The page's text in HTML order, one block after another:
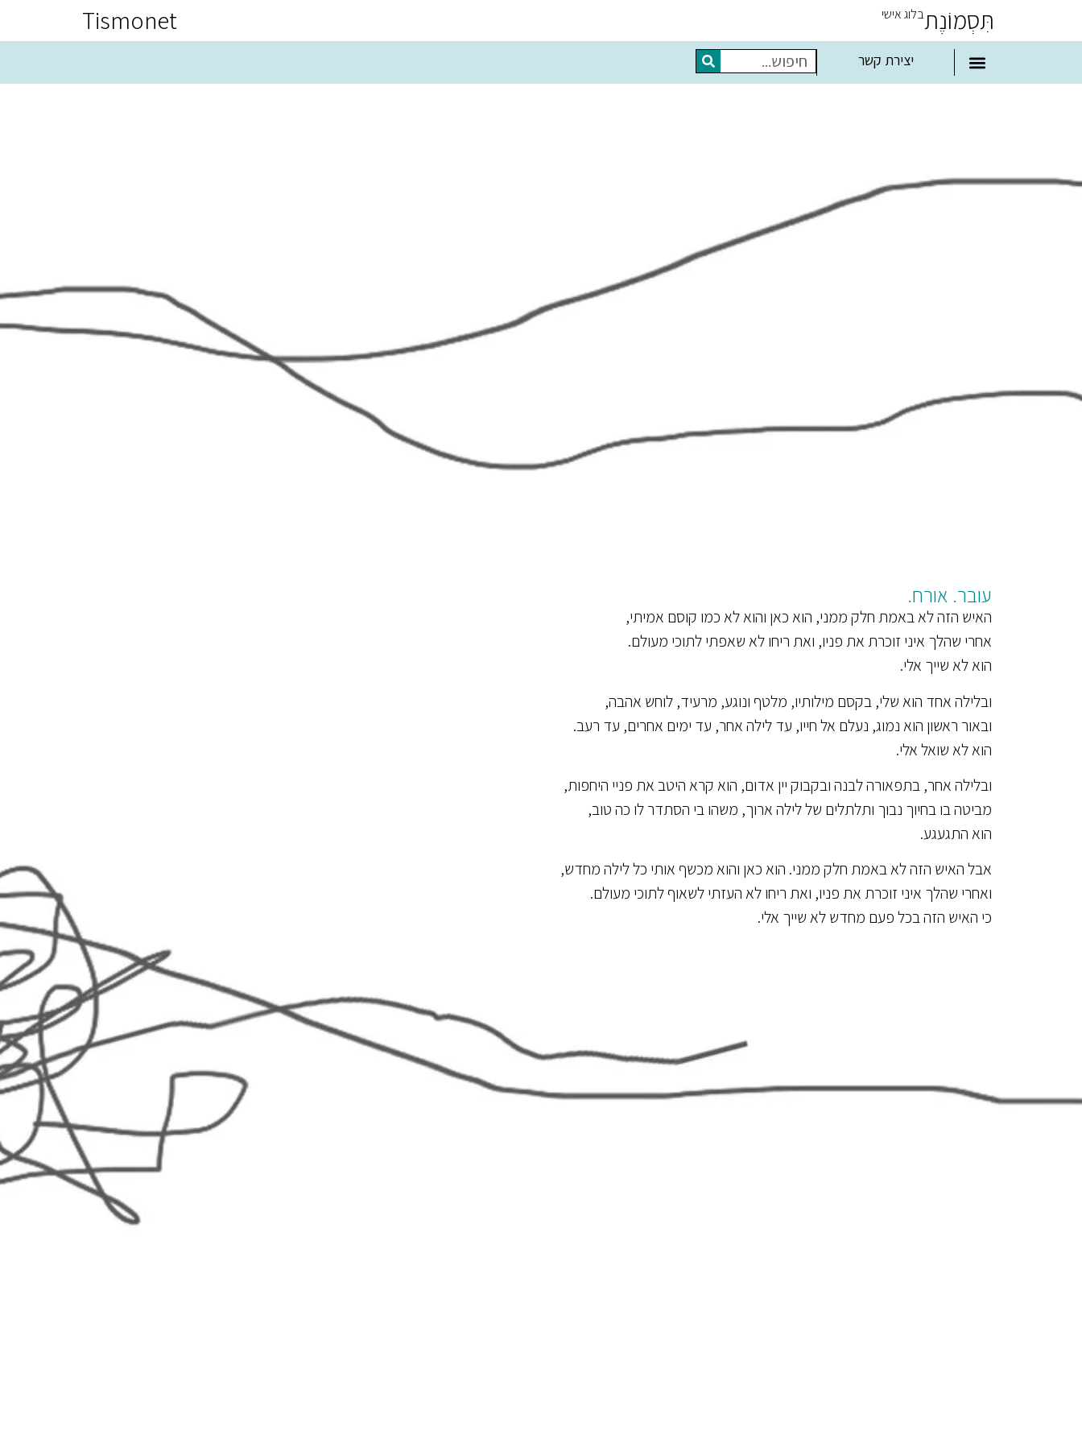
Tismonet תִּסְמוֹנֶתבלוג אישי
יצירת קשר
עובר. אורח.
האיש הזה לא באמת חלק ממני, הוא כאן והוא לא כמו קוסם אמיתי,
אחרי שהלך איני זוכרת את פניו, ואת ריחו לא שאפתי לתוכי מעולם.
הוא לא שייך אלי.
ובלילה אחד הוא שלי, בקסם מילותיו, מלטף ונוגע, מרעיד, לוחש אהבה,
ובאור ראשון הוא נמוג, נעלם אל חייו, עד לילה אחר, עד ימים אחרים, עד רעב.
הוא לא שואל אלי.
ובלילה אחר, בתפאורה לבנה ובקבוק יין אדום, הוא קרא היטב את פניי היחפות,
מביטה בו בחיוך נבוך ותלתלים של לילה ארוך, משהו בי הסתדר לו כה טוב,
הוא התגעגע.
אבל האיש הזה לא באמת חלק ממני. הוא כאן והוא מכשף אותי כל לילה מחדש,
ואחרי שהלך איני זוכרת את פניו, ואת ריחו לא העזתי לשאוף לתוכי מעולם.
כי האיש הזה בכל פעם מחדש לא שייך אלי.